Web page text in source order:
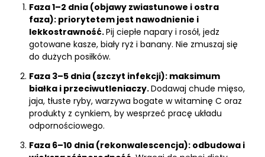
Faza 1–2 dnia (objawy zwiastunowe i ostra
faza): priorytetem jest nawodnienie i
lekkostrawność.Pij ciepłe napary i rosół, jedz
gotowane kasze, biały ryż i banany. Nie zmuszaj się
do dużych posiłków.
Faza 3–5 dnia (szczyt infekcji): maksimum
białka i przeciwutleniaczy.Dodawaj chude mięso,
jaja, tłuste ryby, warzywa bogate w witaminę C oraz
produkty z cynkiem, by wesprzeć pracę układu
odpornościowego.
Faza 6–10 dnia (rekonwalescencja): odbudowa i